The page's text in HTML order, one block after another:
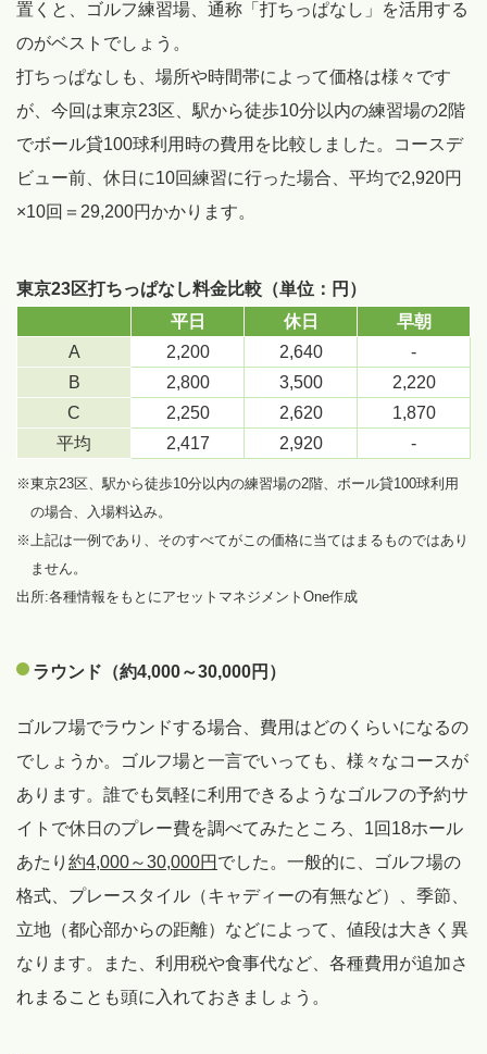
置くと、ゴルフ練習場、通称「打ちっぱなし」を活用する
のがベストでしょう。
打ちっぱなしも、場所や時間帯によって価格は様々です
が、今回は東京23区、駅から徒歩10分以内の練習場の2階
でボール貸100球利用時の費用を比較しました。コースデ
ビュー前、休日に10回練習に行った場合、平均で2,920円
×10回＝29,200円かかります。
東京23区打ちっぱなし料金比較（単位：円）
平日
休日
早朝
A
2,200 2,640
-
B
2,800 3,500
2,220
C
2,250 2,620
1,870
平均
2,417 2,920 -
※東京23区、駅から徒歩10分以内の練習場の2階、ボール貸100球利用
の場合、入場料込み。
※上記は一例であり、そのすべてがこの価格に当てはまるものではあり
ません。
出所:各種情報をもとにアセットマネジメントOne作成
ラウンド（約4,000～30,000円）
ゴルフ場でラウンドする場合、費用はどのくらいになるの
でしょうか。ゴルフ場と一言でいっても、様々なコースが
あります。誰でも気軽に利用できるようなゴルフの予約サ
イトで休日のプレー費を調べてみたところ、1回18ホール
あたり 約4,000～30,000円 でした。一般的に、ゴルフ場の
格式、プレースタイル（キャディーの有無など）、季節、
立地（都心部からの距離）などによって、値段は大きく異
なります。また、利用税や食事代など、各種費用が追加さ
れまることも頭に入れておきましょう。